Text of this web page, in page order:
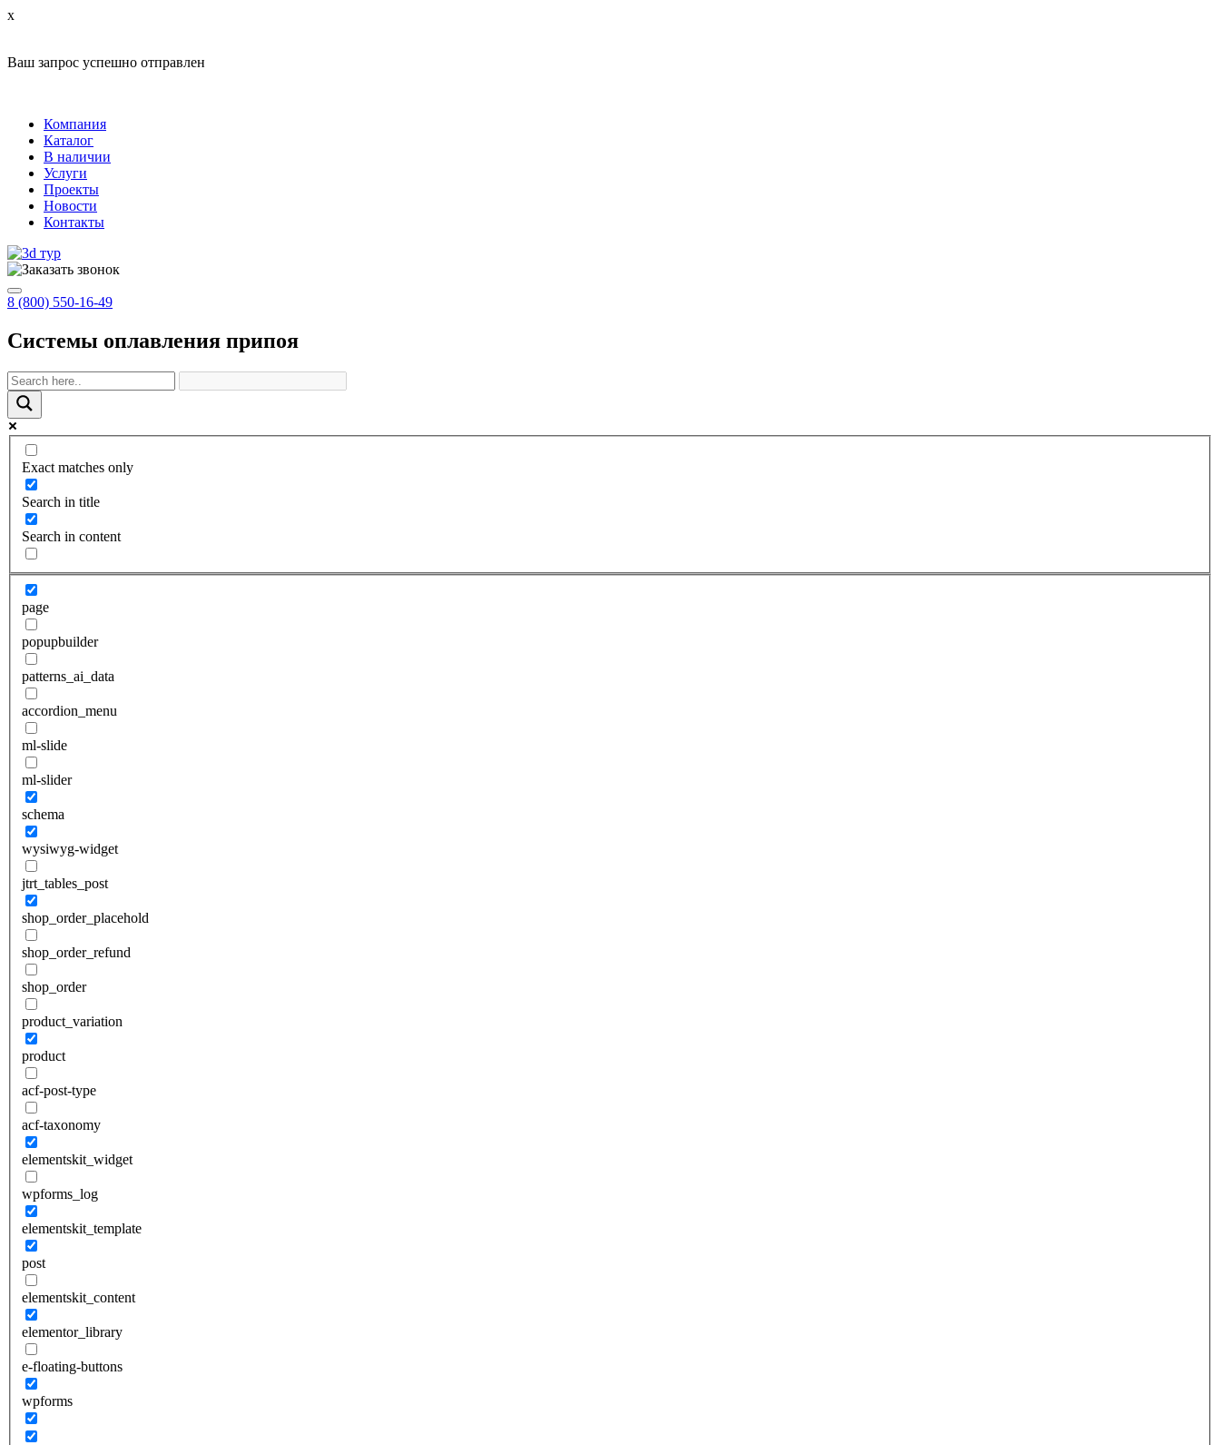
x
Ваш запрос успешно отправлен
Компания
Каталог
В наличии
Услуги
Проекты
Новости
Контакты
8 (800) 550-16-49
Системы оплавления припоя
Exact matches only
Search in title
Search in content
page
popupbuilder
patterns_ai_data
accordion_menu
ml-slide
ml-slider
schema
wysiwyg-widget
jtrt_tables_post
shop_order_placehold
shop_order_refund
shop_order
product_variation
product
acf-post-type
acf-taxonomy
elementskit_widget
wpforms_log
elementskit_template
post
elementskit_content
elementor_library
e-floating-buttons
wpforms